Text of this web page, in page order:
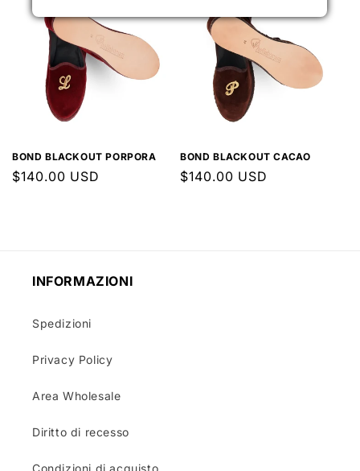
BOND BLACKOUT PORPORA
Prezzo
$140.00 USD
BOND BLACKOUT CACAO
Prezzo
$140.00 USD
INFORMAZIONI
Spedizioni
Privacy Policy
Area Wholesale
Diritto di recesso